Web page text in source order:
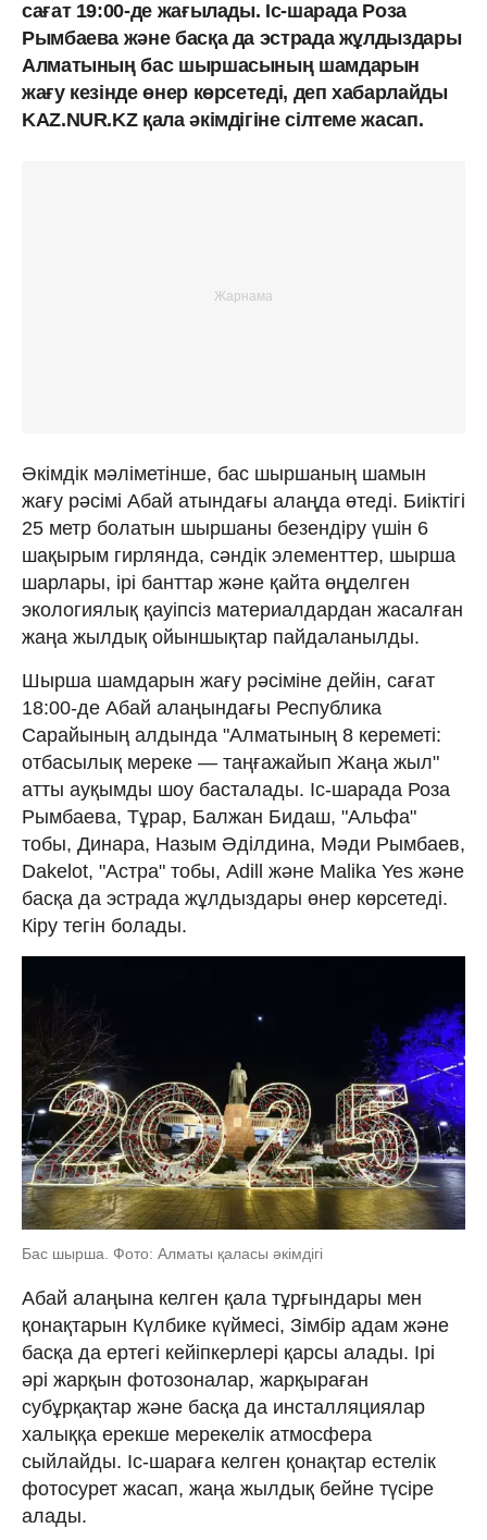
сағат 19:00-де жағылады. Іс-шарада Роза
Рымбаева және басқа да эстрада жұлдыздары
Алматының бас шыршасының шамдарын
жағу кезінде өнер көрсетеді, деп хабарлайды
KAZ.NUR.KZ қала әкімдігіне сілтеме жасап.
Әкімдік мәліметінше, бас шыршаның шамын
жағу рәсімі Абай атындағы алаңда өтеді. Биіктігі
25 метр болатын шыршаны безендіру үшін 6
шақырым гирлянда, сәндік элементтер, шырша
шарлары, ірі банттар және қайта өңделген
экологиялық қауіпсіз материалдардан жасалған
жаңа жылдық ойыншықтар пайдаланылды.
Шырша шамдарын жағу рәсіміне дейін, сағат
18:00-де Абай алаңындағы Республика
Сарайының алдында "Алматының 8 кереметі:
отбасылық мереке — таңғажайып Жаңа жыл"
атты ауқымды шоу басталады. Іс-шарада Роза
Рымбаева, Тұрар, Балжан Бидаш, "Альфа"
тобы, Динара, Назым Әділдина, Мәди Рымбаев,
Dakelot, "Астра" тобы, Adill және Malika Yes және
басқа да эстрада жұлдыздары өнер көрсетеді.
Кіру тегін болады.
Бас шырша. Фото: Алматы қаласы әкімдігі
Абай алаңына келген қала тұрғындары мен
қонақтарын Күлбике күймесі, Зімбір адам және
басқа да ертегі кейіпкерлері қарсы алады. Ірі
әрі жарқын фотозоналар, жарқыраған
субұрқақтар және басқа да инсталляциялар
халыққа ерекше мерекелік атмосфера
сыйлайды. Іс-шараға келген қонақтар естелік
фотосурет жасап, жаңа жылдық бейне түсіре
алады.